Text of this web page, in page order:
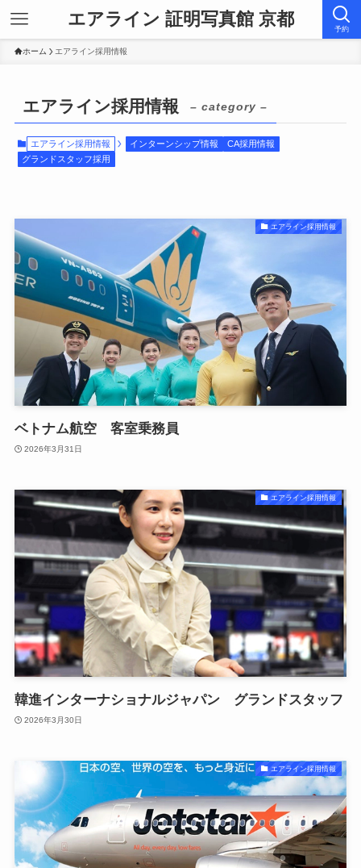
エアライン 証明写真館 京都 予約
ホーム エアライン採用情報
エアライン採用情報 – category –
エアライン採用情報 インターンシップ情報
CA採用情報
グランドスタッフ採用
エアライン採用情報
ベトナム航空 客室乗務員
2026年3月31日
エアライン採用情報
韓進インターナショナルジャパン グランドスタッフ
2026年3月30日
エアライン採用情報